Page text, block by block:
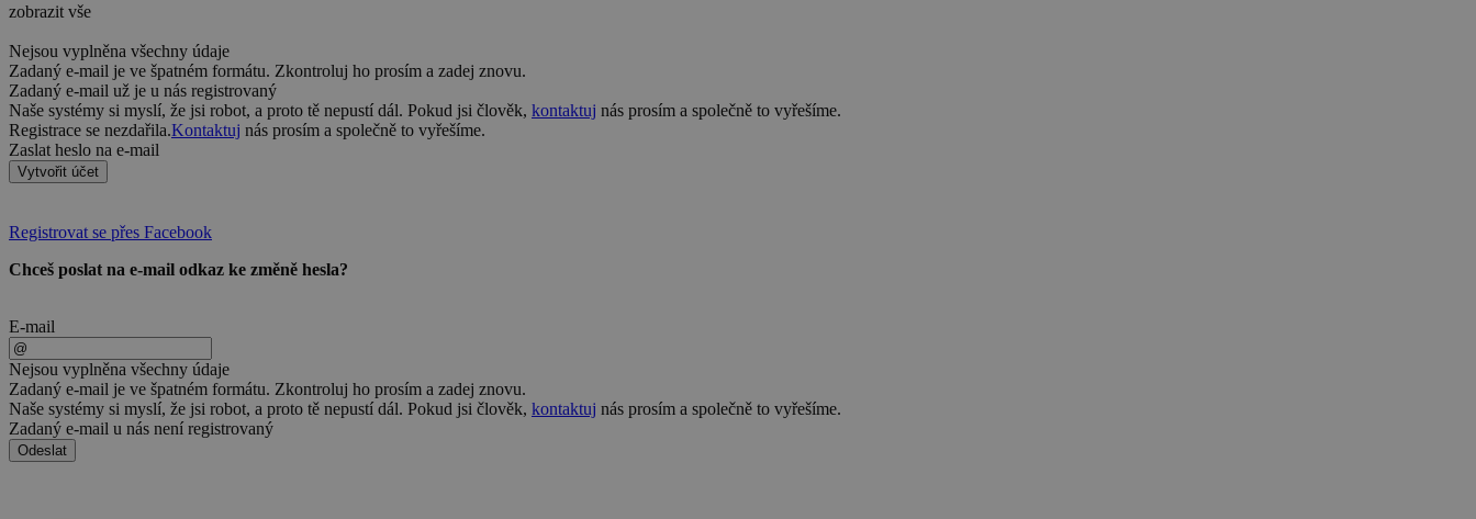
zobrazit vše
Nejsou vyplněna všechny údaje
Zadaný e-mail je ve špatném formátu. Zkontroluj ho prosím a zadej znovu.
Zadaný e-mail už je u nás registrovaný
Naše systémy si myslí, že jsi robot, a proto tě nepustí dál. Pokud jsi člověk, kontaktuj nás prosím a společně to vyřešíme.
Registrace se nezdařila.Kontaktuj nás prosím a společně to vyřešíme.
Zaslat heslo na e-mail
Vytvořit účet
Registrovat se přes Facebook
Chceš poslat na e-mail odkaz ke změně hesla?
E-mail
Nejsou vyplněna všechny údaje
Zadaný e-mail je ve špatném formátu. Zkontroluj ho prosím a zadej znovu.
Naše systémy si myslí, že jsi robot, a proto tě nepustí dál. Pokud jsi člověk, kontaktuj nás prosím a společně to vyřešíme.
Zadaný e-mail u nás není registrovaný
Odeslat